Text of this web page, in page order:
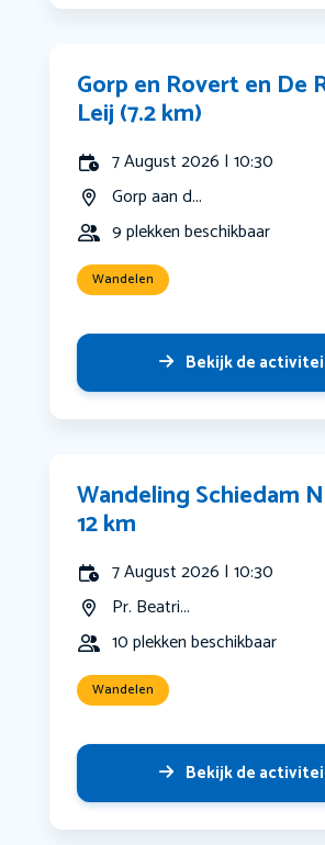
Gorp en Rovert en De
Leij (7.2 km)
7 August 2026 | 10:30
Gorp aan d...
9 plekken beschikbaar
Wandelen
Bekijk de
Wandeling Schiedam
12 km
7 August 2026 | 10:30
Pr. Beatri...
10 plekken beschikbaar
Wandelen
Bekijk de